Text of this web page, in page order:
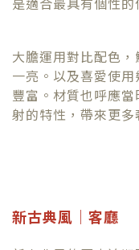
大膽運用對比配色
一亮。以及喜愛使
豐富。 材質也呼應當
射的特性，帶來更多
新古典風｜客廳